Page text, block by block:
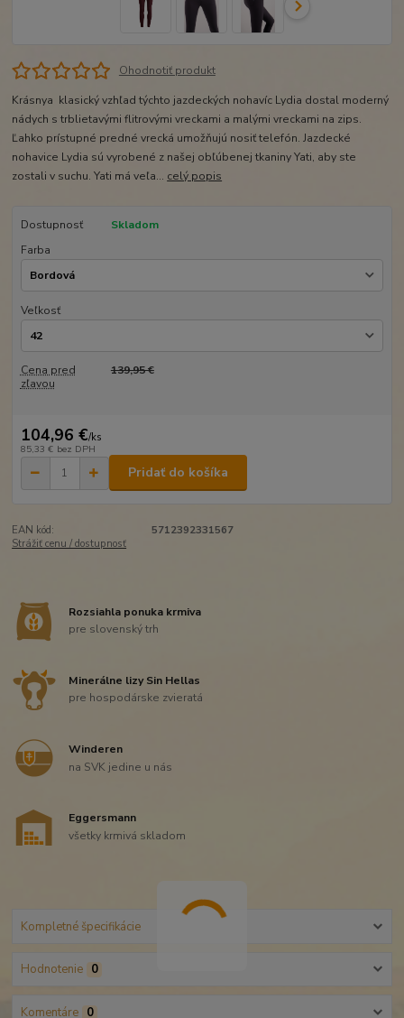
Ohodnotiť produkt
Krásnya klasický vzhľad týchto jazdeckých nohavíc Lydia dostal moderný
nádych s trblietavými flitrovými vreckami a malými vreckami na zips.
Ľahko prístupné predné vrecká umožňujú nosiť telefón. Jazdecké
nohavice Lydia sú vyrobené z našej obľúbenej tkaniny Yati, aby ste
zostali v suchu. Yati má veľa... celý popis
Dostupnosť
Skladom
Farba
Veľkosť
Cena pred
zľavou
139,95 €
104,96 €/ks
85,33 € bez DPH
Pridať do košíka
EAN kód:
5712392331567
Strážiť cenu / dostupnosť
Rozsiahla ponuka krmiva
pre slovenský trh
Minerálne lizy Sin Hellas
pre hospodárske zvieratá
Winderen
na SVK jedine u nás
Eggersmann
všetky krmivá skladom
Kompletné špecifikácie
Hodnotenie 0
Komentáre 0